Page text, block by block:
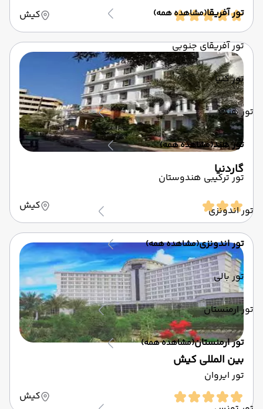
تور آفریقا(مشاهده همه)
تور آفریقای جنوبی
تور کنیا
تور هند
تور هند(مشاهده همه)
تور ترکیبی هندوستان
تور اندونزی
تور اندونزی(مشاهده همه)
تور بالی
تور ارمنستان
تور ارمنستان(مشاهده همه)
تور ایروان
کیش
گاردنیا
کیش
بین المللی کیش
کیش